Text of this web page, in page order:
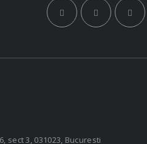
sect 3, 031023, Bucuresti